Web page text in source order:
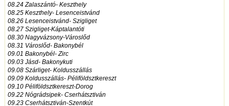
08.24 Zalaszántó- Keszthely
08.25 Keszthely- Lesenceistvánd
08.26 Lesenceistvánd- Szigliget
08.27 Szigliget-Káptalantóti
08.30 Nagyvázsony-Városlőd
08.31 Városlőd- Bakonybél
09.01 Bakonybél- Zirc
09.03 Jásd- Bakonykuti
09.08 Szárliget- Koldusszállás
09.09 Koldusszállás- Péliföldsztkereszt
09.10 Péliföldsztkereszt-Dorog
09.22 Nógrádsipek- Cserhátsztiván
09.23 Cserhátsztiván-Szentkút